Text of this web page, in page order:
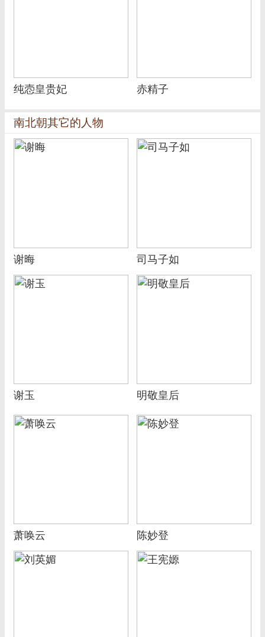
纯悫皇贵妃 赤精子
南北朝其它的人物
谢晦 司马子如
谢玉 明敬皇后
萧唤云 陈妙登